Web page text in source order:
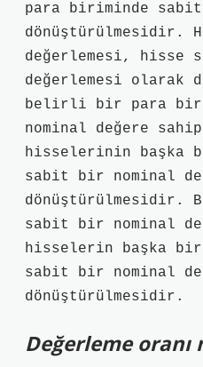
para biriminde
dönüştürülmesidir.
değerlemesi, hisse
değerlemesi olarak
belirli bir para
nominal değere
hisselerinin başka
sabit bir nominal
dönüştürülmesidir.
sabit bir nominal
hisselerin başka
sabit bir nominal
dönüştürülmesidir.
Değerleme oranı